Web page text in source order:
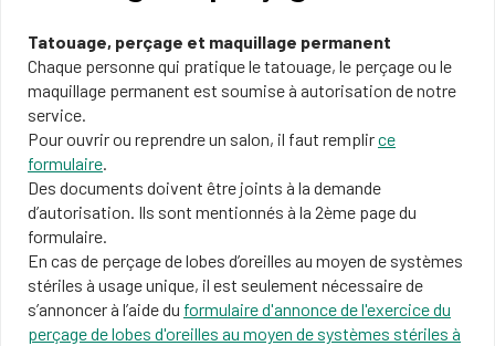
Tatouage, perçage et maquillage permanent
Chaque personne qui pratique le tatouage, le perçage ou le
maquillage permanent est soumise à autorisation de notre
service.
Pour ouvrir ou reprendre un salon, il faut remplirce
formulaire.
Des documents doivent être joints à la demande
d’autorisation. Ils sont mentionnés à la 2ème page du
formulaire.
En cas de perçage de lobes d’oreilles au moyen de systèmes
stériles à usage unique, il est seulement nécessaire de
s’annoncer à l’aide du formulaire d'annonce de l'exercice du
perçage de lobes d'oreilles au moyen de systèmes stériles à